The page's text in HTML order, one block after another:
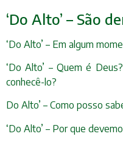
‘Do Alto’ – São
‘Do Alto’ – Em algum
‘Do Alto’ – Quem é
conhecê-lo?
Do Alto’ – Como posso
‘Do Alto’ – Por que